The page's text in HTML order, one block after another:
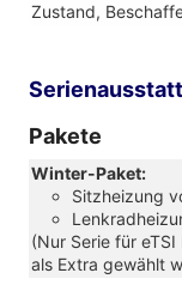
Zustand,
Pakete
Winter-Paket:
Sitzheizung
(Nur Serie für
als Extra gewählt